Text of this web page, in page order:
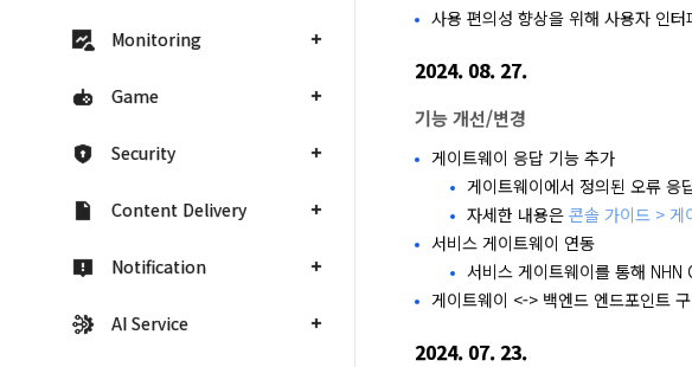
Monitoring
Game
Security
Content Delivery
Notification
AI Service
사용 편의성 향상을 위해 사용자 인
2024. 08. 27.
기능 개선/변경
게이트웨이 응답 기능 추가
게이트웨이에서 정의된 오류 응
자세한 내용은 콘솔 가이드 > 게
서비스 게이트웨이 연동
서비스 게이트웨이를 통해
게이트웨이 <-> 백엔드 엔드포인트
2024. 07. 23.